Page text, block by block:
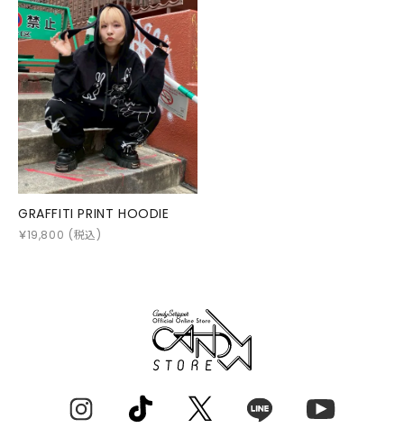
GRAFFITI PRINT HOODIE
￥19,800 (税込)